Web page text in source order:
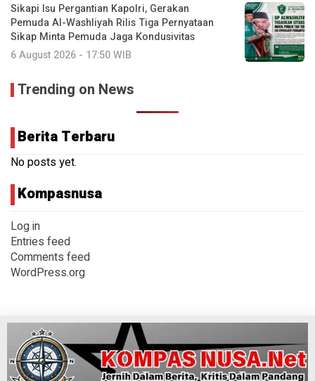
Sikapi Isu Pergantian Kapolri, Gerakan
Pemuda Al-Washliyah Rilis Tiga Pernyataan
Sikap Minta Pemuda Jaga Kondusivitas
6 August 2026 - 17:50 WIB
Trending on News
Berita Terbaru
No posts yet.
Kompasnusa
Log in
Entries feed
Comments feed
WordPress.org